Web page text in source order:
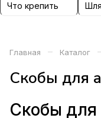
Что крепить
Главная – Каталог
Скобы для
Скобы для